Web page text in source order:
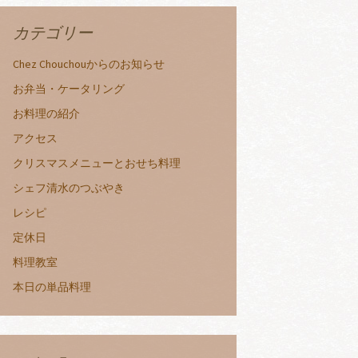
カテゴリー
Chez Chouchouからのお知らせ
お弁当・ケータリング
お料理の紹介
アクセス
クリスマスメニューとおせち料理
シェフ清水のつぶやき
レシピ
定休日
料理教室
本日の単品料理